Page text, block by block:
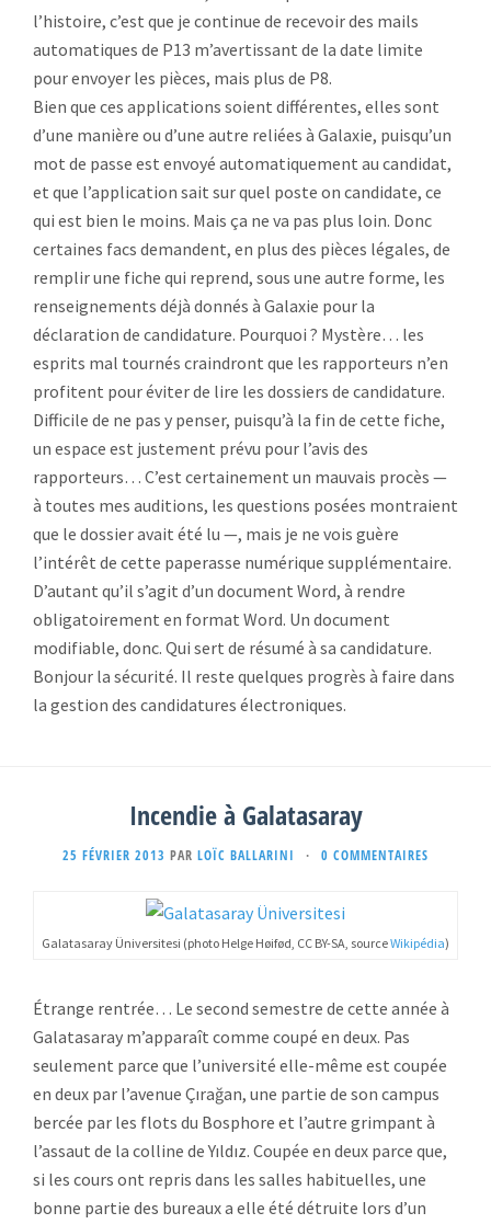
l’histoire, c’est que je continue de recevoir des mails
automatiques de P13 m’avertissant de la date limite
pour envoyer les pièces, mais plus de P8.
Bien que ces applications soient différentes, elles sont
d’une manière ou d’une autre reliées à Galaxie, puisqu’un
mot de passe est envoyé automatiquement au candidat,
et que l’application sait sur quel poste on candidate, ce
qui est bien le moins. Mais ça ne va pas plus loin. Donc
certaines facs demandent, en plus des pièces légales, de
remplir une fiche qui reprend, sous une autre forme, les
renseignements déjà donnés à Galaxie pour la
déclaration de candidature. Pourquoi ? Mystère… les
esprits mal tournés craindront que les rapporteurs n’en
profitent pour éviter de lire les dossiers de candidature.
Difficile de ne pas y penser, puisqu’à la fin de cette fiche,
un espace est justement prévu pour l’avis des
rapporteurs… C’est certainement un mauvais procès —
à toutes mes auditions, les questions posées montraient
que le dossier avait été lu —, mais je ne vois guère
l’intérêt de cette paperasse numérique supplémentaire.
D’autant qu’il s’agit d’un document Word, à rendre
obligatoirement en format Word. Un document
modifiable, donc. Qui sert de résumé à sa candidature.
Bonjour la sécurité. Il reste quelques progrès à faire dans
la gestion des candidatures électroniques.
Incendie à Galatasaray
25 FÉVRIER 2013 PAR LOÏC BALLARINI · 0 COMMENTAIRES
Galatasaray Üniversitesi (photo Helge Høifød, CC BY-SA, sourceWikipédia)
Étrange rentrée… Le second semestre de cette année à
Galatasaray m’apparaît comme coupé en deux. Pas
seulement parce que l’université elle-même est coupée
en deux par l’avenue Çırağan, une partie de son campus
bercée par les flots du Bosphore et l’autre grimpant à
l’assaut de la colline de Yıldız. Coupée en deux parce que,
si les cours ont repris dans les salles habituelles, une
bonne partie des bureaux a elle été détruite lors d’un